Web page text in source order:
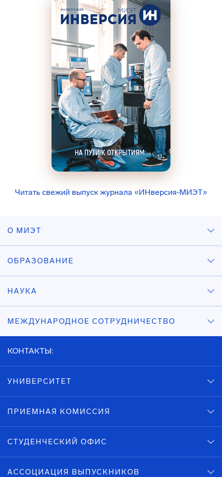
Читать свежий выпуск журнала «ИНверсия-МИЭТ»
О МИЭТ
ОБРАЗОВАНИЕ
НАУКА
МЕЖДУНАРОДНОЕ СОТРУДНИЧЕСТВО
КОНТАКТЫ:
УНИВЕРСИТЕТ
ПРИЕМНАЯ КОМИССИЯ
СТУДЕНЧЕСКИЙ ОФИС
АССОЦИАЦИЯ ВЫПУСКНИКОВ